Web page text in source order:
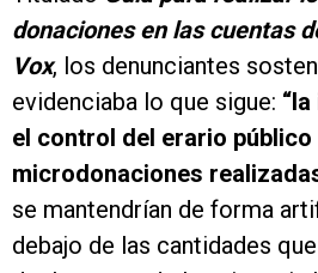
donaciones en las cuentas
Vox, los denunciantes
evidenciaba lo que sigue:
el control del erario público
microdonaciones
se mantendrían de forma
debajo de las cantidades